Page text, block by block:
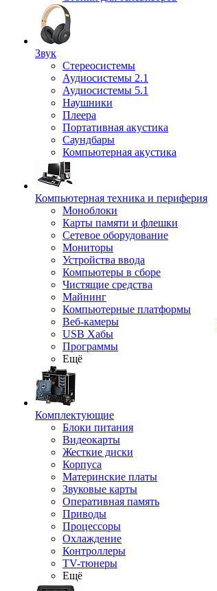
Звук
Стереосистемы
Аудиосистемы 2.1
Аудиосистемы 5.1
Наушники
Плеера
Портативная акустика
Саундбары
Компьютерная акустика
Компьютерная техника и периферия
Моноблоки
Карты памяти и флешки
Сетевое оборудование
Мониторы
Устройства ввода
Компьютеры в сборе
Чистящие средства
Майнинг
Компьютерные платформы
Веб-камеры
USB Хабы
Программы
Ещё
Комплектующие
Блоки питания
Видеокарты
Жесткие диски
Корпуса
Материнские платы
Звуковые карты
Оперативная память
Приводы
Процессоры
Охлаждение
Контроллеры
TV-тюнеры
Ещё